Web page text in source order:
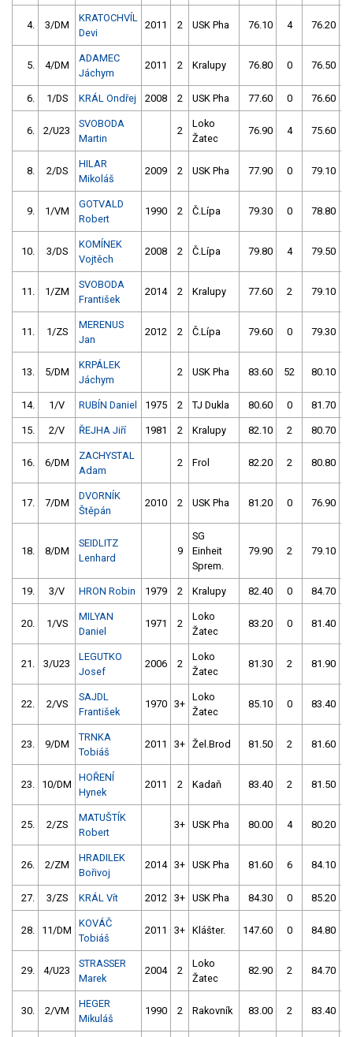
4. 3/DM
KRATOCHVÍL
Devi
2011 2 USK Pha 76.10 4 76.20
5. 4/DM
ADAMEC
Jáchym
2011 2 Kralupy 76.80 0 76.50
6. 1/DS KRÁL Ondřej 2008 2 USK Pha 77.60 0 76.60
6. 2/U23
SVOBODA
Martin
2
Loko
Žatec
76.90 4 75.60
8. 2/DS
HILAR
Mikoláš
2009 2 USK Pha 77.90 0 79.10
9. 1/VM
GOTVALD
Robert
1990 2 Č.Lípa 79.30 0 78.80
10. 3/DS
KOMÍNEK
Vojtěch
2008 2 Č.Lípa 79.80 4 79.50
11. 1/ZM
SVOBODA
František
2014 2 Kralupy 77.60 2 79.10
11. 1/ZS
MERENUS
Jan
2012 2 Č.Lípa 79.60 0 79.30
13. 5/DM
KRPÁLEK
Jáchym
2 USK Pha 83.60 52 80.10
14. 1/V RUBÍN Daniel 1975 2 TJ Dukla 80.60 0 81.70
15. 2/V ŘEJHA Jiří 1981 2 Kralupy 82.10 2 80.70
16. 6/DM
ZACHYSTAL
Adam
2 Frol 82.20 2 80.80
17. 7/DM
DVORNÍK
Štěpán
2010 2 USK Pha 81.20 0 76.90
18. 8/DM
SEIDLITZ
Lenhard
9
SG
Einheit
Sprem.
79.90 2 79.10
19. 3/V HRON Robin 1979 2 Kralupy 82.40 0 84.70
20. 1/VS
MILYAN
Daniel
1971 2
Loko
Žatec
83.20 0 81.40
21. 3/U23
LEGUTKO
Josef
2006 2
Loko
Žatec
81.30 2 81.90
22. 2/VS
SAJDL
František
1970 3+
Loko
Žatec
85.10 0 83.40
23. 9/DM
TRNKA
Tobiáš
2011 3+ Žel.Brod 81.50 2 81.60
23. 10/DM
HOŘENÍ
Hynek
2011 2 Kadaň 83.40 2 81.50
25. 2/ZS
MATUŠTÍK
Robert
3+ USK Pha 80.00 4 80.20
26. 2/ZM
HRADILEK
Bořivoj
2014 3+ USK Pha 81.60 6 84.10
27. 3/ZS KRÁL Vít 2012 3+ USK Pha 84.30 0 85.20
28. 11/DM
KOVÁČ
Tobiáš
2011 3+ Klášter. 147.60 0 84.80
29. 4/U23
STRASSER
Marek
2004 2
Loko
Žatec
82.90 2 84.70
30. 2/VM
HEGER
Mikuláš
1990 2 Rakovník 83.00 2 83.40